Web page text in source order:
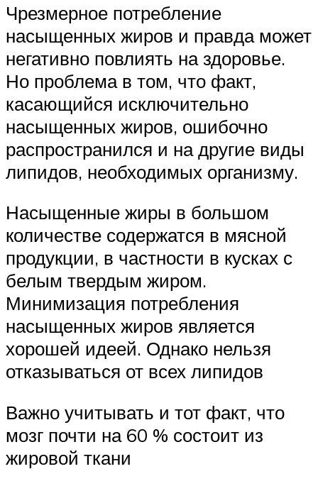
Чрезмерное потребление
насыщенных жиров и правда может
негативно повлиять на здоровье.
Но проблема в том, что факт,
касающийся исключительно
насыщенных жиров, ошибочно
распространился и на другие виды
липидов, необходимых организму.
Насыщенные жиры в большом
количестве содержатся в мясной
продукции, в частности в кусках с
белым твердым жиром.
Минимизация потребления
насыщенных жиров является
хорошей идеей. Однако нельзя
отказываться от всех липидов
Важно учитывать и тот факт, что
мозг почти на 60 % состоит из
жировой ткани